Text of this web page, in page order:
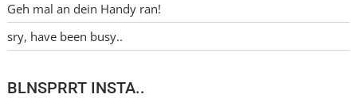
Geh mal an dein Handy ran!
sry, have been busy..
BLNSPRRT INSTA..